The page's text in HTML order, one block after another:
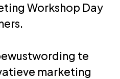
Workshop Day
te
marketing